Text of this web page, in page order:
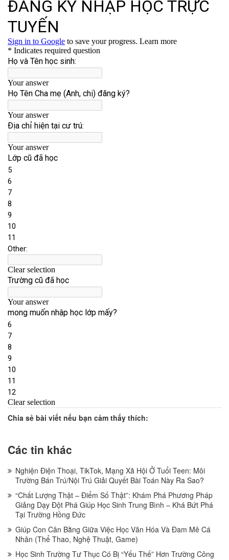
Chia sẻ bài viết nếu bạn cảm thấy thích:
Các tin khác
Nghiện Điện Thoại, TikTok, Mạng Xã Hội Ở Tuổi Teen: Môi
Trường Bán Trú/Nội Trú Giải Quyết Bài Toán Này Ra Sao?
“Chất Lượng Thật – Điểm Số Thật”: Khám Phá Phương Pháp
Giảng Dạy Đột Phá Giúp Học Sinh Trung Bình – Khá Bứt Phá
Tại Trường Hồng Đức
Giúp Con Cân Bằng Giữa Việc Học Văn Hóa Và Đam Mê Cá
Nhân (Thể Thao, Nghệ Thuật, Game)
Học Sinh Trường Tư Thục Có Bị “Yếu Thế” Hơn Trường Công